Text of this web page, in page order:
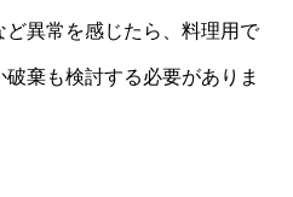
異常を感じたら、料理用で
棄も検討する必要がありま